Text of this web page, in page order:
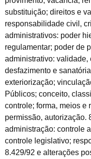
substituição; direitos e
responsabilidade civil,
administrativos: poder
regulamentar; poder de
administrativo: validade,
desfazimento e
exteriorização;
Públicos; conceito,
controle; forma, meios e
permissão, autorização.
administração: controle
controle legislativo;
8.429/92 e alterações